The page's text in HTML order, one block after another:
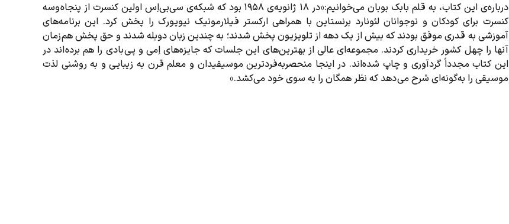
درباره‌‌ی این کتاب، به قلم بابک بوبان می‌خوانیم:«در ۱۸ ژانویه‌ی ۱۹۵۸ بود که شبکه‌ی سی‌بی‌اِس اولین کنسرت از پنجاه وسه
کنسرت برای کودکان و نوجوانان لئونارد برنستاین با همراهی ارکستر فیلارمونیک نیویورک را پخش کرد. این برنامه‌های
آموزشی به قدری موفق بودند که بیش از یک دهه از تلویزیون پخش شدند؛ به چندین زبان دوبله شدند و حق پخش هم زمان
آنها را چهل کشور خریداری کردند. مجموعه‌‌ای عالی از بهترین‌‌های این جلسات که جایزه‌های اِمی و پی‌ بادی را هم برده‌ اند در
این کتاب مجدداً گردآوری و چاپ شده‌اند. در اینجا منحصربه‌فردترین موسیقیدان و معلم قرن به زیبایی و به ‌روشنی لذت
موسیقی را به‌گونه‌ای شرح می دهد که نظر همگان را به سوی خود می‌کشد.»